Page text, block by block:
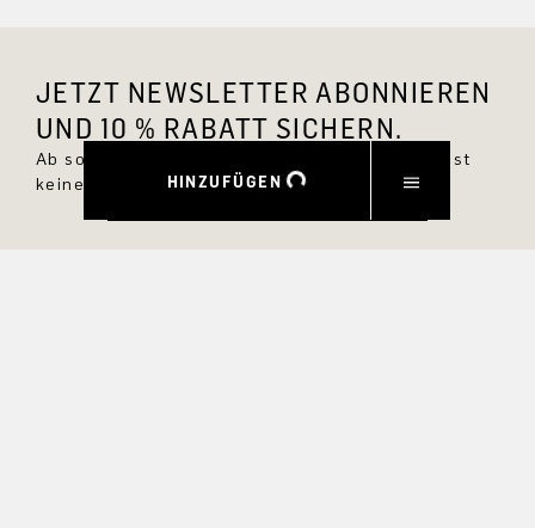
HINZUFÜGEN
JETZT NEWSLETTER ABONNIEREN
UND 10 % RABATT SICHERN.
Ab sofort bist Du immer up to date und verpasst
keine neuen Styles im DRYKORN Online Shop.